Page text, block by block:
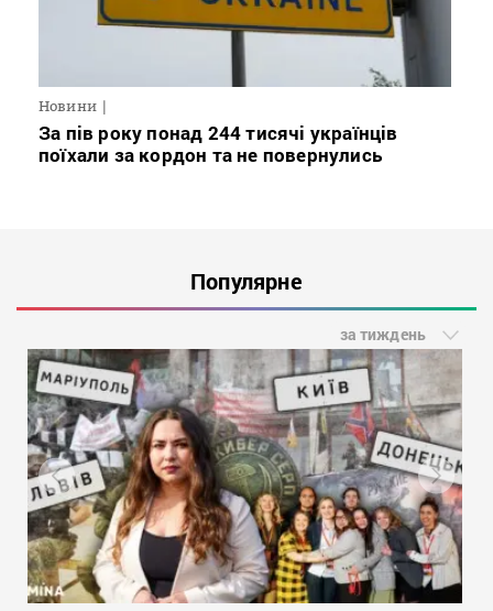
Новини
За пів року понад 244 тисячі українців
поїхали за кордон та не повернулись
Популярне
за тиждень